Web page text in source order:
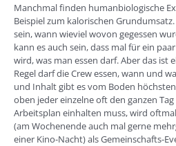
Manchmal finden humanbiologische
Beispiel zum kalorischen
sein, wann wieviel wovon gegessen
kann es auch sein, dass mal für ein
wird, was man essen darf. Aber das ist
Regel darf die Crew essen, wann und
und Inhalt gibt es vom Boden
oben jeder einzelne oft den ganzen
Arbeitsplan einhalten muss, wird
(am Wochenende auch mal gerne
einer Kino-Nacht) als Gemeinschafts-